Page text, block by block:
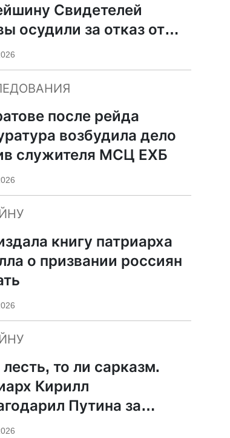
Свидетелей
осудили за отказ от
после рейда
возбудила дело
служителя МСЦ ЕХБ
книгу патриарха
о призвании россиян
то ли сарказм.
Кирилл
Путина за
суверенитета и